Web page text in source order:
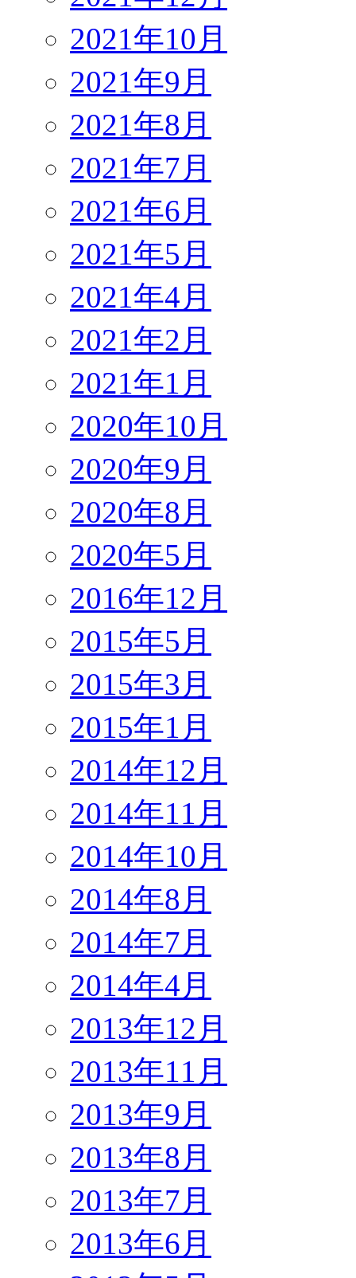
2021年10月
2021年9月
2021年8月
2021年7月
2021年6月
2021年5月
2021年4月
2021年2月
2021年1月
2020年10月
2020年9月
2020年8月
2020年5月
2016年12月
2015年5月
2015年3月
2015年1月
2014年12月
2014年11月
2014年10月
2014年8月
2014年7月
2014年4月
2013年12月
2013年11月
2013年9月
2013年8月
2013年7月
2013年6月